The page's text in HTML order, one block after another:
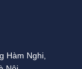
Hàm Nghi,